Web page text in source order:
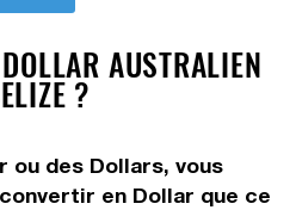
AUSTRALIEN
?
ou des Dollars, vous
en Dollar que ce